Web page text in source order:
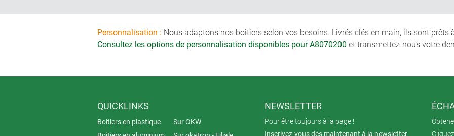
Personnalisation : Nous adaptons nos boitiers selon vos besoins. Livrés clés en main, ils sont prêts
Consultez les options de personnalisation disponibles pour A8070200 et transmettez-nous votre
QUICKLINKS
Boitiers en plastique
Sur OKW
NEWSLETTER
Pour être toujours à la page !
Inscrivez-vous dès maintenant à la newsletter